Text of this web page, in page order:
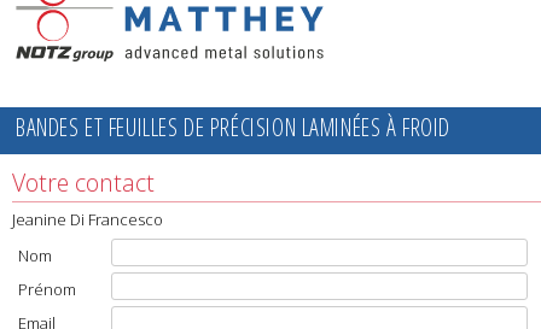
BANDES ET FEUILLES DE PRÉCISION LAMINÉES À FROID
Votre contact
Jeanine Di Francesco
Nom
Prénom
Email